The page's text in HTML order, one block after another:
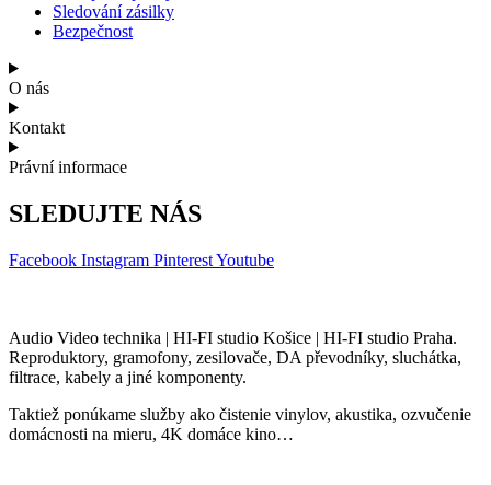
Sledování zásilky
Bezpečnost
O nás
Kontakt
Právní informace
SLEDUJTE NÁS
Facebook Instagram PinterestYoutube
Audio Video technika | HI-FI studio Košice | HI-FI studio Praha.
Reproduktory, gramofony, zesilovače, DA převodníky, sluchátka,
filtrace, kabely a jiné komponenty.
Taktiež ponúkame služby ako čistenie vinylov, akustika, ozvučenie
domácnosti na mieru, 4K domáce kino…